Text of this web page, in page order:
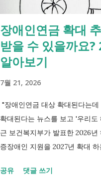
장애인연금 확대
받을 수 있을까요
알아보기
7월 21, 2026
"장애인연금 대상 확대된다는
확대된다는 뉴스를 보고 '우리
근 보건복지부가 발표한 2026
증장애인 지원을 2027년 확대
포함되면서 많은 분들이 관심을
공유 댓글 쓰기